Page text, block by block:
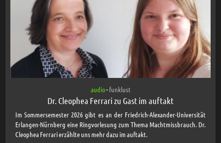
audio• funklust
Dr. Cleophea Ferrari zu Gast im auftakt
Im Sommersemester 2026 gibt es an der Friedrich-Alexander-Universität
Erlangen-Nürnberg eine Ringvorlesung zum Thema Machtmissbrauch. Dr.
Cleophea Ferrari erzählte uns mehr dazu im auftakt.